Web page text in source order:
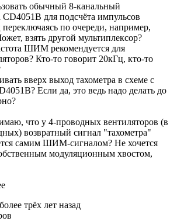
обычный 8-канальный
CD4051B для подсчёта импульсов
переключаясь по очереди, например,
взять другой мультиплексор?
ШИМ рекомендуется для
Кто-то говорит 20кГц, кто-то
вверх выход тахометра в схеме с
Если да, это ведь надо делать до
что у 4-проводных вентиляторов (в
возвратный сигнал "тахометра"
самим ШИМ-сигналом? Не хочется
модуляционным хвостом,
более трёх лет назад